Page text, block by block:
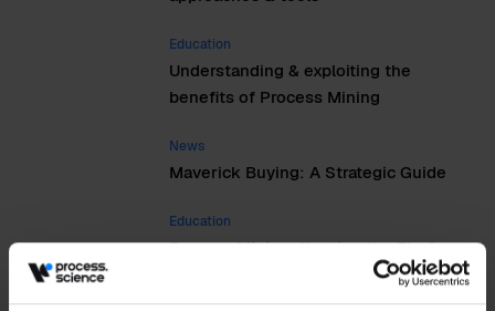
Education
Understanding & exploiting the
benefits of Process Mining
News
Maverick Buying: A Strategic Guide
Education
Process Mining: Hunting the Elusive